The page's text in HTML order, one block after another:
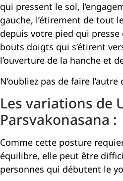
qui pressent le sol,
gauche, l’étirement de tout
depuis votre pied qui presse
bouts doigts qui s’étirent
l’ouverture de la hanche et
N’oubliez pas de faire l’autre
Les variations de
Parsvakonasana :
Comme cette posture
équilibre, elle peut être
personnes qui débutent le